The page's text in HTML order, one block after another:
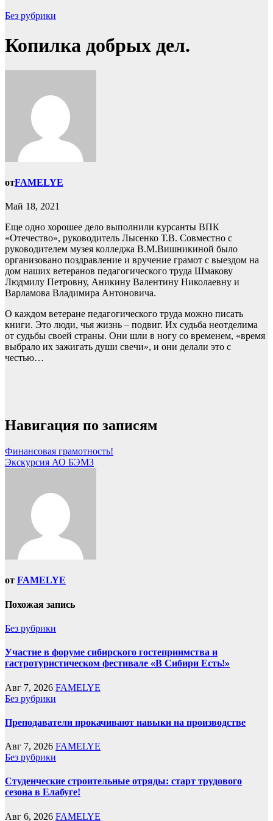
Без рубрики
Копилка добрых дел.
отFAMELYE
Май 18, 2021
Еще одно хорошее дело выполнили курсанты ВПК
«Отечество», руководитель Лысенко Т.В. Совместно с
руководителем музея колледжа В.М.Вишникиной было
организовано поздравление и вручение грамот с выездом на
дом наших ветеранов педагогического труда Шмакову
Людмилу Петровну, Аникину Валентину Николаевну и
Варламова Владимира Антоновича.
О каждом ветеране педагогического труда можно писать
книги. Это люди, чья жизнь – подвиг. Их судьба неотделима
от судьбы своей страны. Они шли в ногу со временем, «время
выбрало их зажигать души свечи», и они делали это с
честью…
Навигация по записям
Финансовая грамотность!
Экскурсия АО БЭМЗ
от FAMELYE
Похожая запись
Без рубрики
Участие в форуме сибирского гостеприимства и
гастротуристическом фестивале «В Сибири Есть!»
Авг 7, 2026 FAMELYE
Без рубрики
Преподаватели прокачивают навыки на производстве
Авг 7, 2026 FAMELYE
Без рубрики
Студенческие строительные отряды: старт трудового
сезона в Елабуге!
Авг 6, 2026 FAMELYE